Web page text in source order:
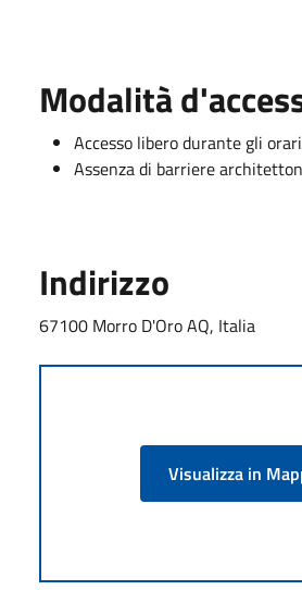
Modalità
Accesso libero durante gli
Assenza di barriere
Indirizzo
67100 Morro D'Oro AQ, Italia
Visualizza in